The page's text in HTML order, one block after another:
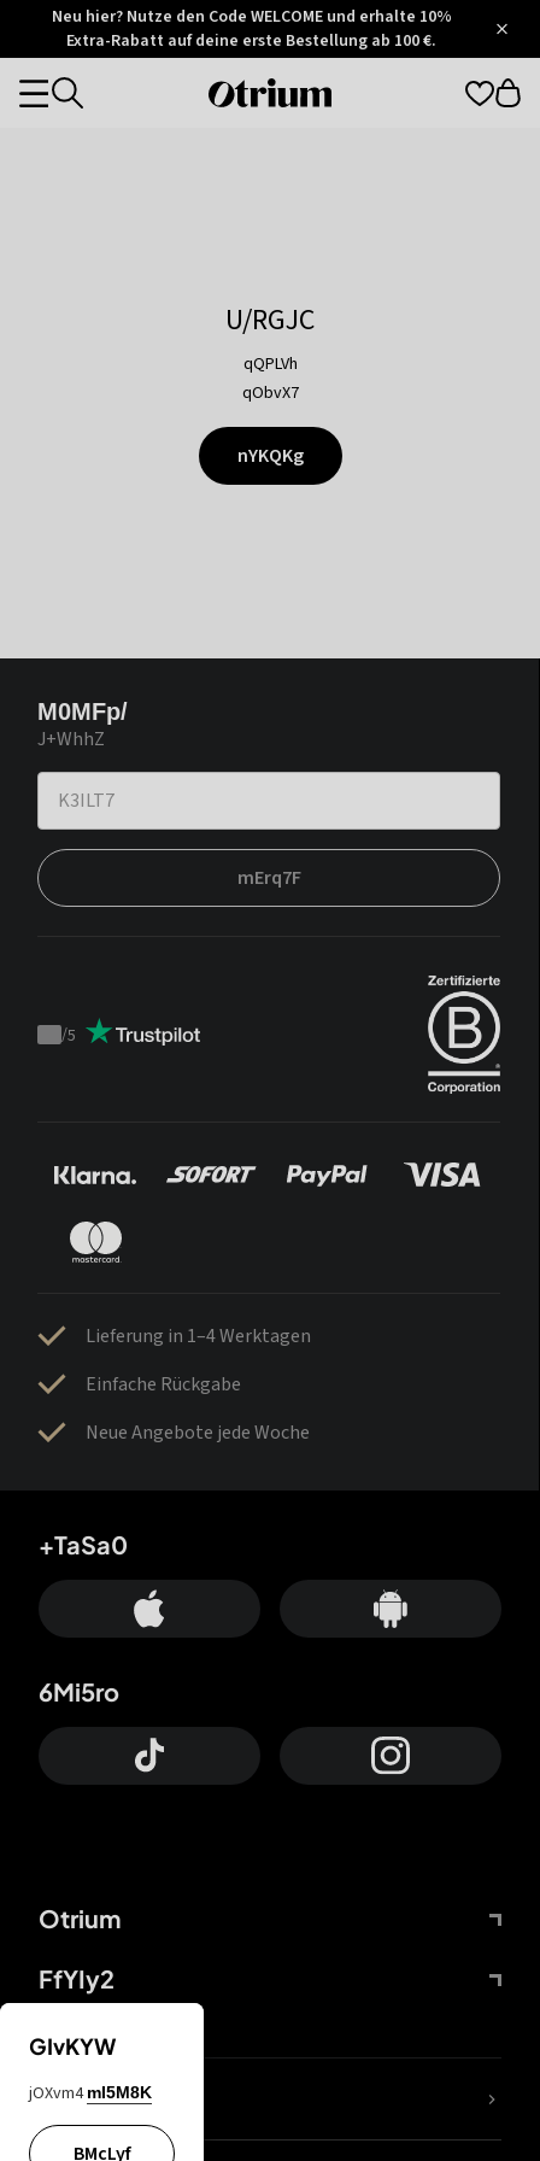
Otrium
Trustpilot
Neu hier? Nutze den Code WELCOME und erhalte 10%
Extra-Rabatt auf deine erste Bestellung ab 100 €.
Otrium
Categories
U/RGJC
qQPLVh
qObvX7
nYKQKg
M0MFp/
J+WhhZ
mErq7F
Trustpilot
/5
Lieferung in 1–4 Werktagen
Einfache Rückgabe
Neue Angebote jede Woche
Otrium
FfYIy2
+TaSa0
6Mi5ro
DDcvSo
GIvKYW
jOXvm4 mI5M8K
BMcLyf